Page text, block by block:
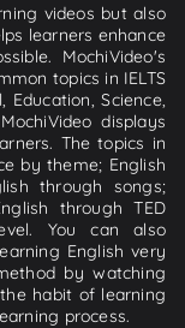
videos but also
learners enhance
MochiVideo's
topics in IELTS
Education, Science,
displays
The topics in
by theme; English
through songs;
through TED
You can also
English very
by watching
habit of learning
process.